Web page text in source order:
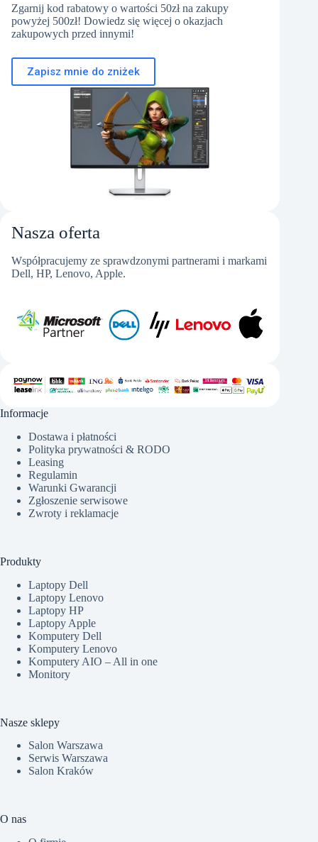
Zgarnij kod rabatowy o wartości 50zł na zakupy
powyżej 500zł! Dowiedz się więcej o okazjach
zakupowych przed innymi!
Zapisz mnie do zniżek
Nasza oferta
Współpracujemy ze sprawdzonymi partnerami i markami
Dell, HP, Lenovo, Apple.
Informacje
Dostawa i płatności
Polityka prywatności & RODO
Leasing
Regulamin
Warunki Gwarancji
Zgłoszenie serwisowe
Zwroty i reklamacje
Produkty
Laptopy Dell
Laptopy Lenovo
Laptopy HP
Laptopy Apple
Komputery Dell
Komputery Lenovo
Komputery AIO – All in one
Monitory
Nasze sklepy
Salon Warszawa
Serwis Warszawa
Salon Kraków
O nas